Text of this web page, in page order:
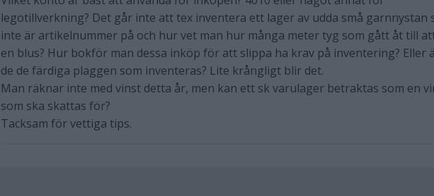
legotillverkning? Det går inte att tex inventera ett lager av udda små garnnystan
inte är artikelnummer på och hur vet man hur många meter tyg som gått åt till
en blus? Hur bokför man dessa inköp för att slippa ha krav på inventering? Eller
de de färdiga plaggen som inventeras? Lite krångligt blir det.
Man räknar inte med vinst detta år, men kan ett sk varulager betraktas som en
som ska skattas för?
Tacksam för vettiga tips.